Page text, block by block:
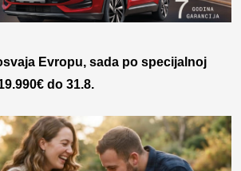
Evropu, sada po specijalnoj
do 31.8.